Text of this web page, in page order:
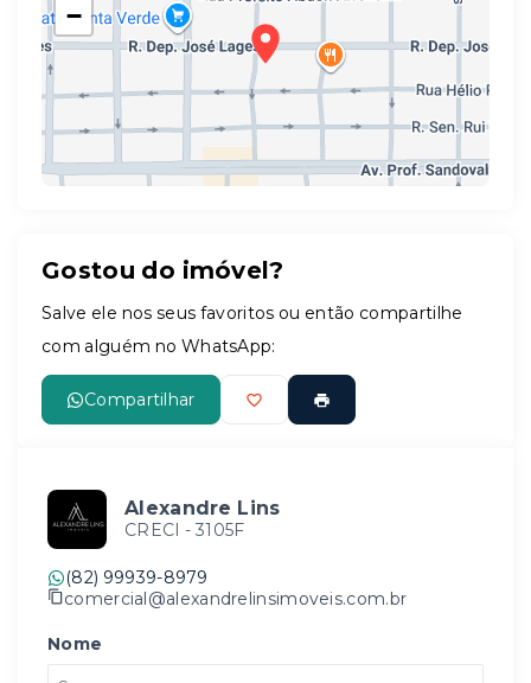
−
Gostou do imóvel?
Salve ele nos seus favoritos ou então compartilhe
com alguém no WhatsApp:
Compartilhar
Alexandre Lins
CRECI - 3105F
(82) 99939-8979
comercial@alexandrelinsimoveis.com.br
Nome